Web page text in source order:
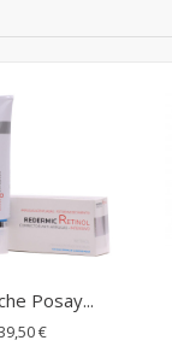
Posay...
€